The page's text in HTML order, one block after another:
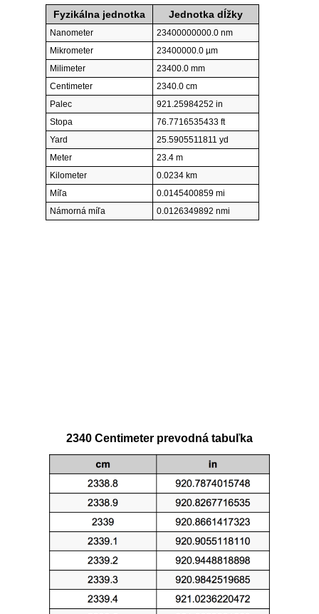
Fyzikálna jednotka Jednotka dĺžky
Nanometer
23400000000.0 nm
Mikrometer
23400000.0 µm
Milimeter
23400.0 mm
Centimeter
2340.0 cm
Palec
921.25984252 in
Stopa
76.7716535433 ft
Yard
25.5905511811 yd
Meter
23.4 m
Kilometer
0.0234 km
Míľa
0.0145400859 mi
Námorná míľa
0.0126349892 nmi
2340 Centimeter prevodná tabuľka